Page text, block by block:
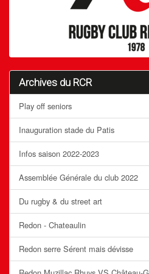
Archives du RCR
Play off seniors
Inauguration stade du Patis
Infos saison 2022-2023
Assemblée Générale du club 2022
Du rugby & du street art
Redon - Chateaulin
Redon serre Sérent mais dévisse